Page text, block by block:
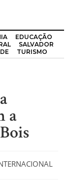
EDUCAÇÃO
SALVADOR
TURISMO
a